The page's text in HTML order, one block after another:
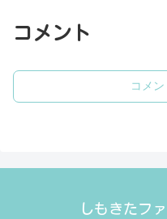
コメント
コメ
しもきたフ